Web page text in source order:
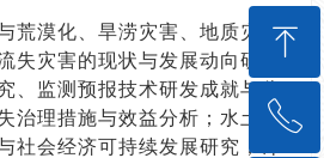
荒漠化、旱涝灾害、地质灾害
失灾害的现状与发展动向研
、监测预报技术研发成就与监
治理措施与效益分析；水土流
社会经济可持续发展研究；计
ꁸ
回到顶部
ꂅ